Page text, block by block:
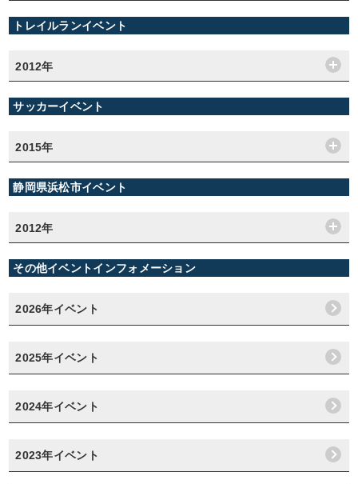
トレイルランイベント
2012年
サッカーイベント
2015年
静岡県浜松市イベント
2012年
その他イベントインフォメーション
2026年イベント
2025年イベント
2024年イベント
2023年イベント